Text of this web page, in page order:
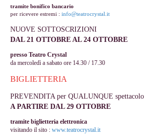
tramite bonifico bancario
per ricevere estremi : info@teatrocrystal.it
NUOVE SOTTOSCRIZIONI
DAL 21 OTTOBRE AL 24 OTTOBRE
presso Teatro Crystal
da mercoledì a sabato ore 14.30 / 17.30
BIGLIETTERIA
PREVENDITA per QUALUNQUE spettacolo
A PARTIRE DAL 29 OTTOBRE
tramite biglietteria elettronica
visitando il sito : www.teatrocrystal.it